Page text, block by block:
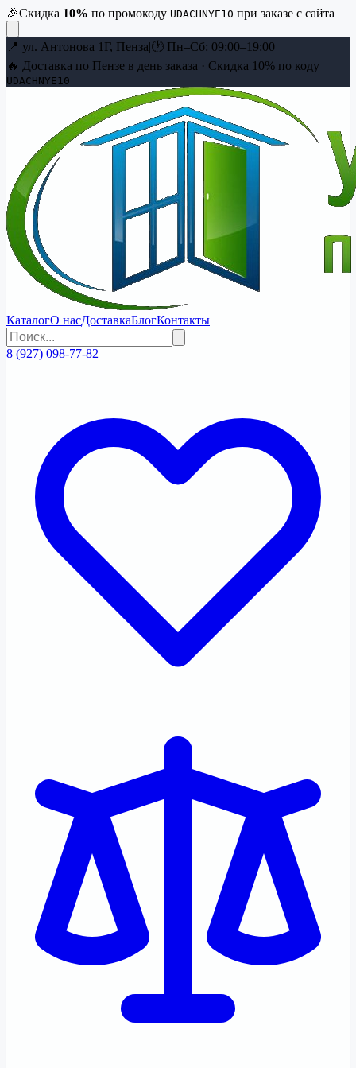
🎉Скидка 10% по промокоду UDACHNYE10 при заказе с сайта
📍 ул. Антонова 1Г, Пенза|🕐 Пн–Сб: 09:00–19:00
🔥 Доставка по Пензе в день заказа · Скидка 10% по коду
UDACHNYE10
КаталогО насДоставкаБлогКонтакты
8 (927) 098-77-82